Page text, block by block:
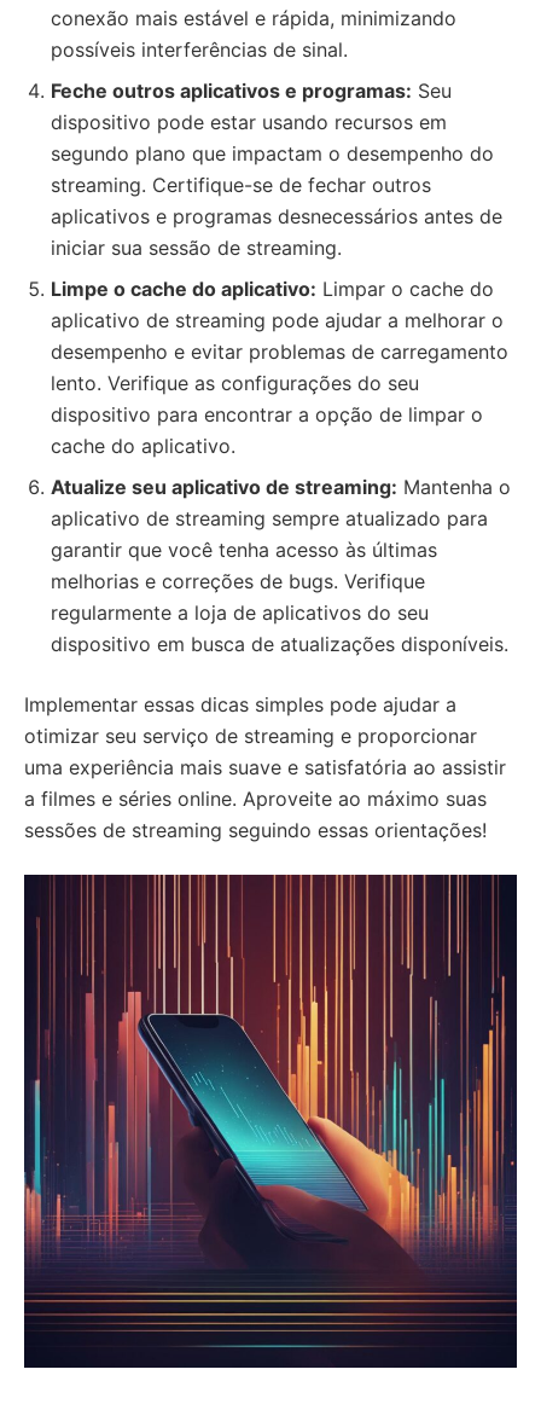
conexão mais estável e rápida, minimizando
possíveis interferências de sinal.
Feche outros aplicativos e programas: Seu
dispositivo pode estar usando recursos em
segundo plano que impactam o desempenho do
streaming. Certifique-se de fechar outros
aplicativos e programas desnecessários antes de
iniciar sua sessão de streaming.
Limpe o cache do aplicativo: Limpar o cache do
aplicativo de streaming pode ajudar a melhorar o
desempenho e evitar problemas de carregamento
lento. Verifique as configurações do seu
dispositivo para encontrar a opção de limpar o
cache do aplicativo.
Atualize seu aplicativo de streaming: Mantenha o
aplicativo de streaming sempre atualizado para
garantir que você tenha acesso às últimas
melhorias e correções de bugs. Verifique
regularmente a loja de aplicativos do seu
dispositivo em busca de atualizações disponíveis.
Implementar essas dicas simples pode ajudar a
otimizar seu serviço de streaming e proporcionar
uma experiência mais suave e satisfatória ao assistir
a filmes e séries online. Aproveite ao máximo suas
sessões de streaming seguindo essas orientações!